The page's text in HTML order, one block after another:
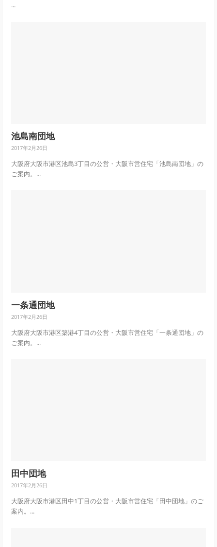
...
池島南団地
2017年2月26日
大阪府大阪市港区池島3丁目の公営・大阪市営住宅「池島南団地」の
ご案内。...
一条通団地
2017年2月26日
大阪府大阪市港区築港4丁目の公営・大阪市営住宅「一条通団地」の
ご案内。...
田中団地
2017年2月26日
大阪府大阪市港区田中1丁目の公営・大阪市営住宅「田中団地」のご
案内。...